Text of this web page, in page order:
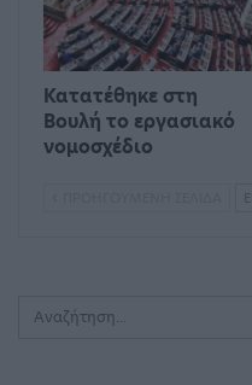
Κατατέθηκε στη
Βουλή το εργασιακό
νομοσχέδιο